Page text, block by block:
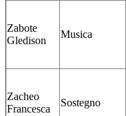
Zabote
Gledison
Musica
Zacheo
Francesca
Sostegno